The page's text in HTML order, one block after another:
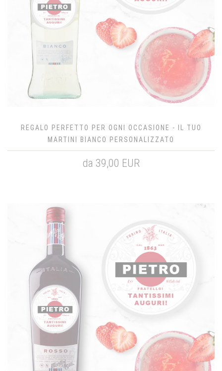
REGALO PERFETTO PER OGNI OCCASIONE - IL TUO
MARTINI BIANCO PERSONALIZZATO
da 39,00 EUR